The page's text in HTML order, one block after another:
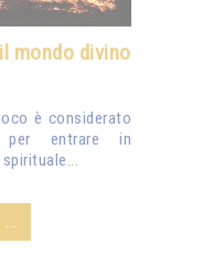
mondo divino
è considerato
entrare in